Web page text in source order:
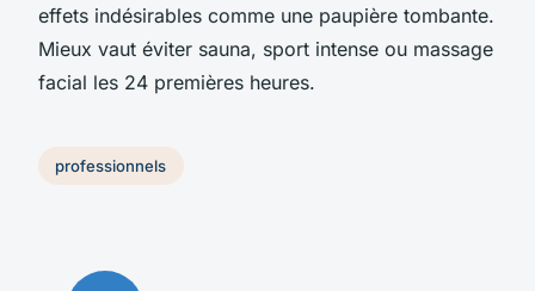
effets indésirables comme une paupière tombante.
Mieux vaut éviter sauna, sport intense ou massage
facial les 24 premières heures.
professionnels